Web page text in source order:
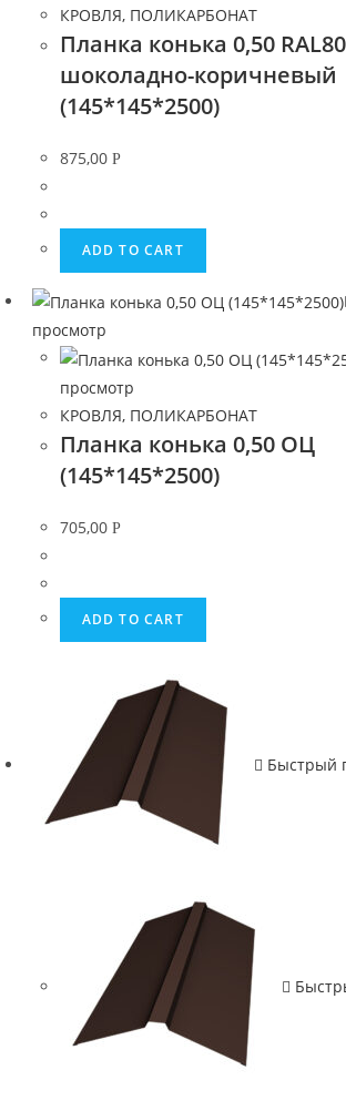
КРОВЛЯ, ПОЛИКАРБОНАТ
Планка конька 0,50
шоколадно-коричневый
(145*145*2500)
875,00 Р
ADD TO CART
просмотр
просмотр
КРОВЛЯ, ПОЛИКАРБОНАТ
Планка конька 0,50 ОЦ
(145*145*2500)
705,00 Р
ADD TO CART
Быстрый